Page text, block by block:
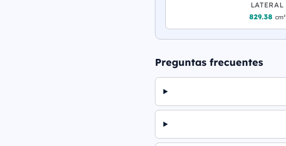
LATERAL
829.38 cm²
Preguntas frecuentes